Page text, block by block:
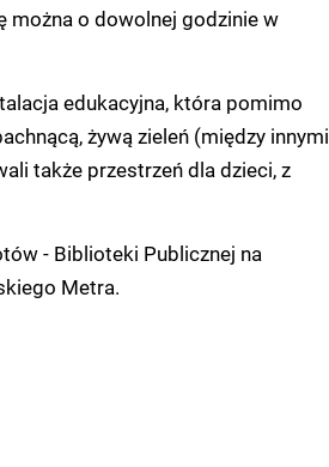
można o dowolnej godzinie w
edukacyjna, która pomimo
żywą zieleń (między innymi
także przestrzeń dla dzieci, z
- Biblioteki Publicznej na
Metra.